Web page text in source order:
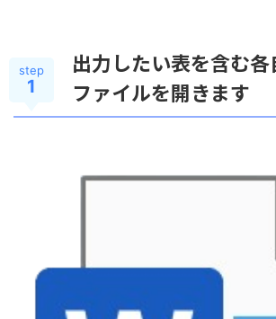
step
1
出力したい表を含む
ファイルを開きます